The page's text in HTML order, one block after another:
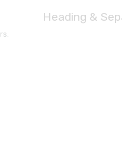
Heading &